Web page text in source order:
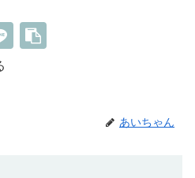
あいちゃん